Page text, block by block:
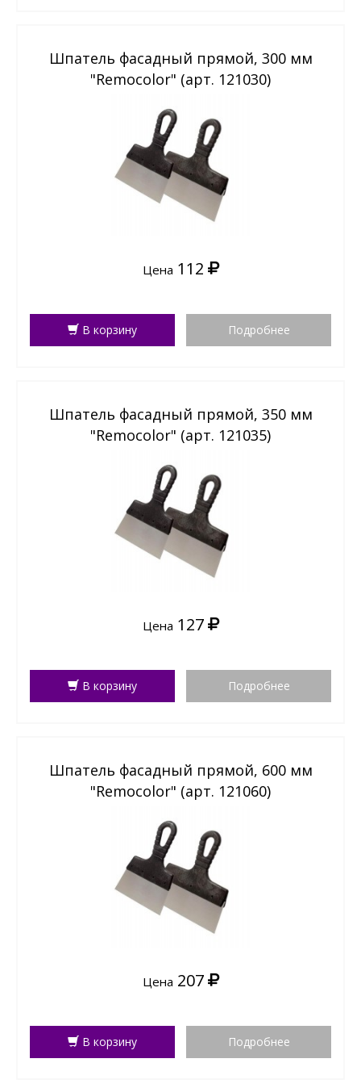
Шпатель фасадный прямой, 300 мм
"Remocolor" (арт. 121030)
Цена 112
В корзину Подробнее
Шпатель фасадный прямой, 350 мм
"Remocolor" (арт. 121035)
Цена 127
В корзину Подробнее
Шпатель фасадный прямой, 600 мм
"Remocolor" (арт. 121060)
Цена 207
В корзину Подробнее